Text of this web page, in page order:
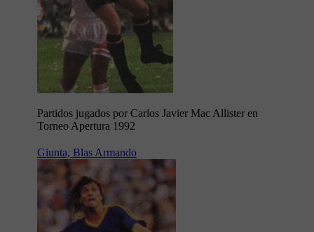
Partidos jugados por Carlos Javier Mac Allister en
Torneo Apertura 1992
Giunta, Blas Armando